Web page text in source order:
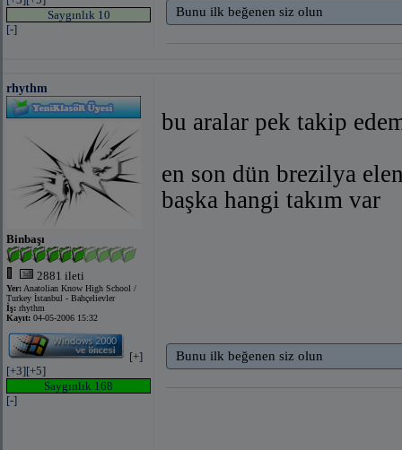
Saygınlık 10
[-]
Bunu ilk beğenen siz olun
rhythm
Binbaşı
2881 ileti
Yer: Anatolian Know High School /
Turkey İstanbul - Bahçelievler
İş: rhythm
Kayıt: 04-05-2006 15:32
[+]
[+3][+5]
Saygınlık 168
[-]
bu aralar pek takip
en son dün brezilya
başka hangi takım var
Bunu ilk beğenen siz olun